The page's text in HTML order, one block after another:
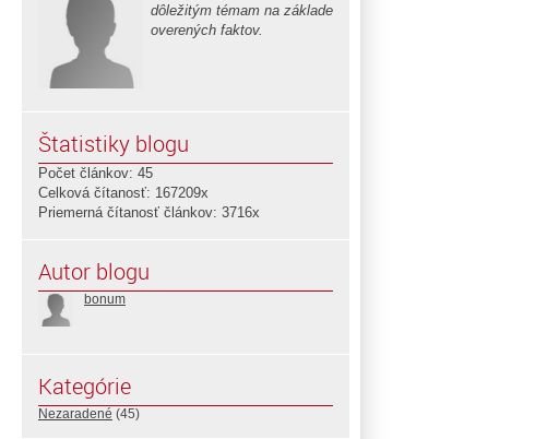
dôležitým témam na základe
overených faktov.
Štatistiky blogu
Počet článkov: 45
Celková čítanosť: 167209x
Priemerná čítanosť článkov: 3716x
Autor blogu
bonum
Kategórie
Nezaradené (45)